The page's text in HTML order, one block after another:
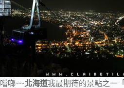
噹啷~~北海道我最期待的景點之一「